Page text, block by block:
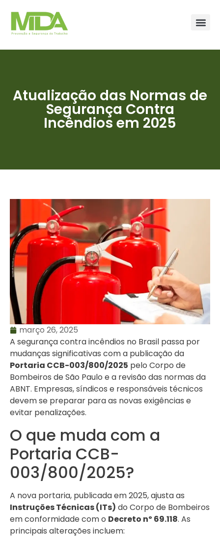
Atualização das Normas de
Segurança Contra
Incêndios em 2025
março 26, 2025
A segurança contra incêndios no Brasil passa por
mudanças significativas com a publicação da
Portaria CCB-003/800/2025 pelo Corpo de
Bombeiros de São Paulo e a revisão das normas da
ABNT. Empresas, síndicos e responsáveis técnicos
devem se preparar para as novas exigências e
evitar penalizações.
O que muda com a
Portaria CCB-
003/800/2025?
A nova portaria, publicada em 2025, ajusta as
Instruções Técnicas (ITs) do Corpo de Bombeiros
em conformidade com o Decreto nº 69.118. As
principais alterações incluem: